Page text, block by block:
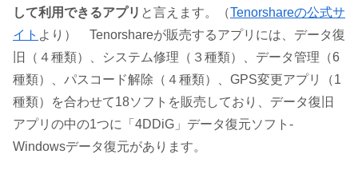
して利用できるアプリ と言えます。（Tenorshareの公式サ
イト より） Tenorshareが販売するアプリには、データ復
旧（４種類）、システム修理（３種類）、データ管理（6
種類）、パスコード解除（４種類）、GPS変更アプリ（1
種類）を合わせて18ソフトを販売しており、データ復旧
アプリの中の1つに「4DDiG」データ復元ソフト-
Windowsデータ復元があります。